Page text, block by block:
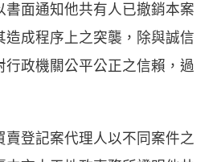
書面通知他共有人已撤銷本案
造成程序上之突襲，除與誠信
行政機關公平公正之信賴，過
賣登記案代理人以不同案件之